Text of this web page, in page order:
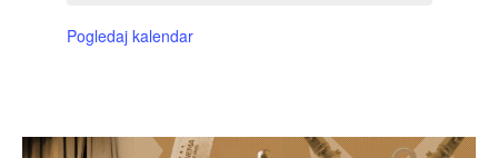
Pogledaj kalendar